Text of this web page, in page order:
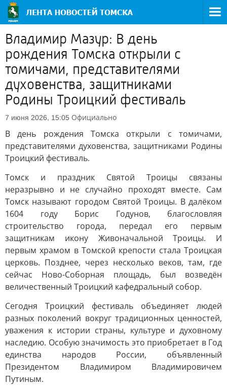
Владимир Мазур: В день
рождения Томска открыли с
томичами, представителями
духовенства, защитниками
Родины Троицкий фестиваль
7 июня 2026, 15:05 Официально
В день рождения Томска открыли с томичами,
представителями духовенства, защитниками Родины
Троицкий фестиваль.
Томск и праздник Святой Троицы связаны
неразрывно и не случайно проходят вместе. Сам
Томск называют городом Святой Троицы. В далёком
1604 году Борис Годунов, благословляя
строительство города, передал его первым
защитникам икону Живоначальной Троицы. И
первым храмом в Томской крепости стала Троицкая
церковь. Позднее, через несколько веков, там, где
сейчас Ново-Соборная площадь, был возведён
величественный Троицкий кафедральный собор.
Сегодня Троицкий фестиваль объединяет людей
разных поколений вокруг традиционных ценностей,
уважения к истории страны, культуре и духовному
наследию. Особую значимость это приобретает в Год
единства народов России, объявленный
Президентом Владимиром Владимировичем
Путиным.